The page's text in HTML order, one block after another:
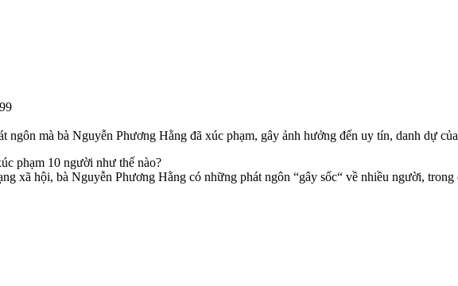
mà bà Nguyễn Phương Hằng đã xúc phạm, gây ảnh hưởng đến uy tín, danh dự
xã hội, bà Nguyễn Phương Hằng có những phát ngôn “gây sốc“ về nhiều người,